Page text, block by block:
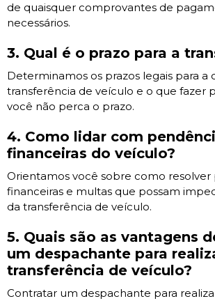
de quaisquer comprovantes de
necessários.
3. Qual é o prazo para a
Determinamos os prazos legais para a
transferência de veículo e o que fazer
você não perca o prazo.
4. Como lidar com
financeiras do veículo?
Orientamos você sobre como resolver
financeiras e multas que possam
da transferência de veículo.
5. Quais são as vantagens
um despachante para
transferência de veículo?
Contratar um despachante para